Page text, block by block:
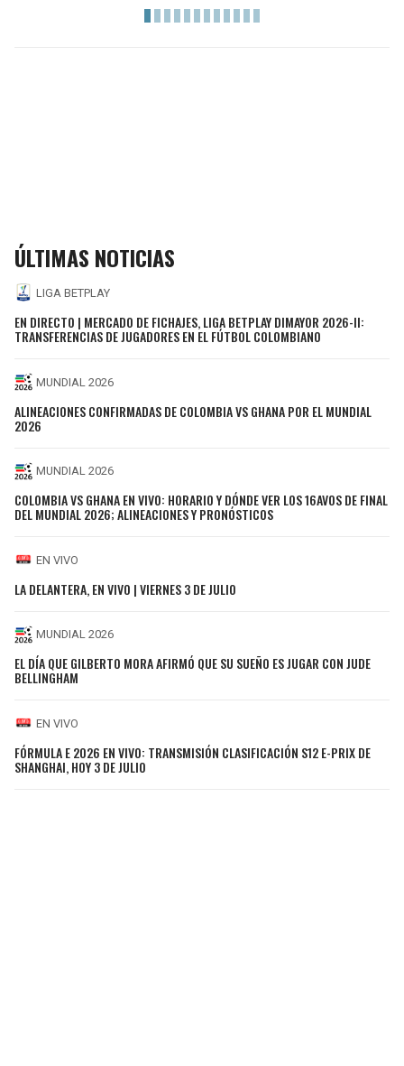
ÚLTIMAS NOTICIAS
LIGA BETPLAY
EN DIRECTO | MERCADO DE FICHAJES, LIGA BETPLAY DIMAYOR 2026-II:
TRANSFERENCIAS DE JUGADORES EN EL FÚTBOL COLOMBIANO
MUNDIAL 2026
ALINEACIONES CONFIRMADAS DE COLOMBIA VS GHANA POR EL MUNDIAL
2026
MUNDIAL 2026
COLOMBIA VS GHANA EN VIVO: HORARIO Y DÓNDE VER LOS 16AVOS DE FINAL
DEL MUNDIAL 2026; ALINEACIONES Y PRONÓSTICOS
EN VIVO
LA DELANTERA, EN VIVO | VIERNES 3 DE JULIO
MUNDIAL 2026
EL DÍA QUE GILBERTO MORA AFIRMÓ QUE SU SUEÑO ES JUGAR CON JUDE
BELLINGHAM
EN VIVO
FÓRMULA E 2026 EN VIVO: TRANSMISIÓN CLASIFICACIÓN S12 E-PRIX DE
SHANGHAI, HOY 3 DE JULIO